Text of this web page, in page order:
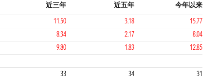
近三年 近五年
今年以来
11.50 3.18
15.77
8.34 2.17
8.04
9.80 1.83
12.85
2 2
33 34
31